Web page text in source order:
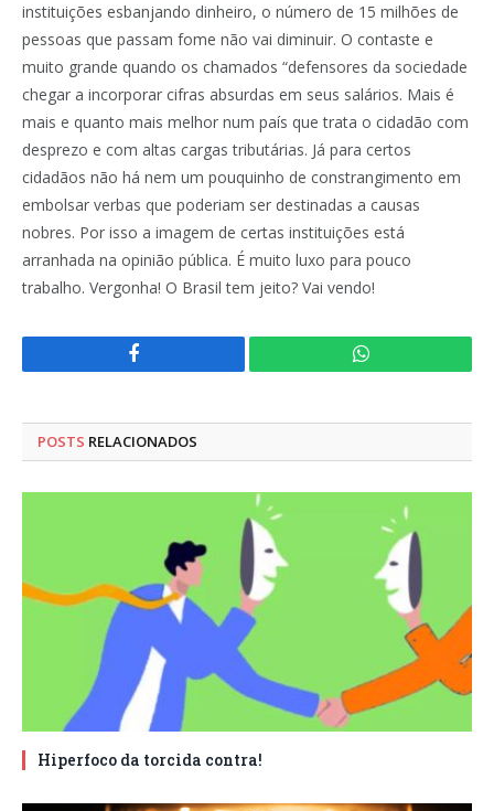
instituições esbanjando dinheiro, o número de 15 milhões de
pessoas que passam fome não vai diminuir. O contaste e
muito grande quando os chamados “defensores da sociedade
chegar a incorporar cifras absurdas em seus salários. Mais é
mais e quanto mais melhor num país que trata o cidadão com
desprezo e com altas cargas tributárias. Já para certos
cidadãos não há nem um pouquinho de constrangimento em
embolsar verbas que poderiam ser destinadas a causas
nobres. Por isso a imagem de certas instituições está
arranhada na opinião pública. É muito luxo para pouco
trabalho. Vergonha! O Brasil tem jeito? Vai vendo!
Facebook WhatsApp
POSTS RELACIONADOS
Hiperfoco da torcida contra!